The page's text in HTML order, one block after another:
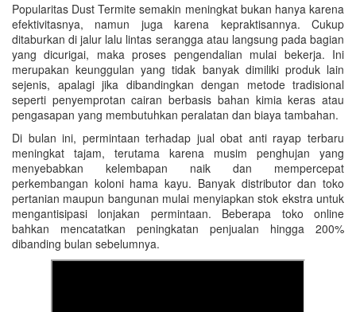
Popularitas Dust Termite semakin meningkat bukan hanya karena
efektivitasnya, namun juga karena kepraktisannya. Cukup
ditaburkan di jalur lalu lintas serangga atau langsung pada bagian
yang dicurigai, maka proses pengendalian mulai bekerja. Ini
merupakan keunggulan yang tidak banyak dimiliki produk lain
sejenis, apalagi jika dibandingkan dengan metode tradisional
seperti penyemprotan cairan berbasis bahan kimia keras atau
pengasapan yang membutuhkan peralatan dan biaya tambahan.
Di bulan ini, permintaan terhadap jual obat anti rayap terbaru
meningkat tajam, terutama karena musim penghujan yang
menyebabkan kelembapan naik dan mempercepat
perkembangan koloni hama kayu. Banyak distributor dan toko
pertanian maupun bangunan mulai menyiapkan stok ekstra untuk
mengantisipasi lonjakan permintaan. Beberapa toko online
bahkan mencatatkan peningkatan penjualan hingga 200%
dibanding bulan sebelumnya.